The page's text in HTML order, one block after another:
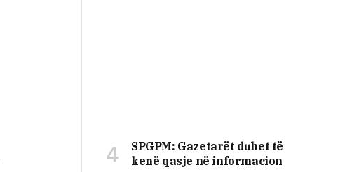
SPGPM: Gazetarët duhet të
kenë qasje në informacion